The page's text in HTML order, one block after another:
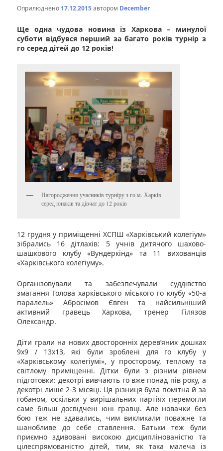
Оприлюднено 17.12.2015автором December
Ще одна чудова новина із Харкова – минулої
суботи відбувся перший за багато років турнір з
го серед дітей до 12 років!
Нагородження учасників турніру з го м. Харків
серед юнаків та дівчат до 12 років
12 грудня у приміщенні ХСПШ «Харківський колегіум»
зібрались 16 дітлахів: 5 учнів дитячого шахово-
шашкового клубу «Вундеркінд» та 11 вихованців
«Харківського колегіуму».
Організовували та забезпечували суддівство
змагання Голова харківського міського го клубу «50-а
паралель» Абросімов Євген та найсильніший
активний гравець Харкова, тренер Гілязов
Олександр.
Діти грали на нових двосторонніх дерев’яних дошках
9х9 / 13х13, які були зроблені для го клубу у
«Харківському колегіумі», у просторому, теплому та
світлому приміщенні. Дітки були з різним рівнем
підготовки: декотрі вивчають го вже понад пів року, а
декотрі лише 2-3 місяці. Ця різниця була помітна й за
гобаном, оскільки у вирішальних партіях перемогли
саме більш досвідчені юні гравці. Але новачки без
бою теж не здавались, чим викликали поважне та
шанобливе до себе ставлення. Батьки теж були
приємно здивовані високою дисциплінованістю та
цілеспрямованістю дітей, тим, як така малеча із